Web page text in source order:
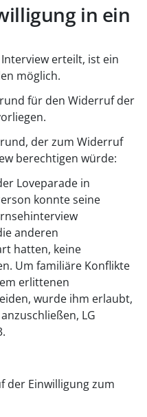
in ein
erteilt, ist ein
möglich.
für den Widerruf der
der zum Widerruf
berechtigen würde:
Loveparade in
konnte seine
anderen
hatten, keine
Um familiäre Konflikte
erlittenen
wurde ihm erlaubt,
LG
der Einwilligung zum